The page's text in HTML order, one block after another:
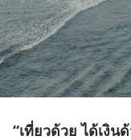
“เที่ยวด้วย ได้เงิ